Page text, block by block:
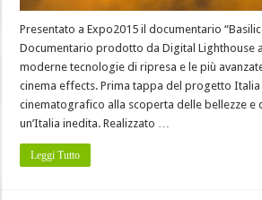
Presentato a Expo2015 il documentario
Documentario prodotto da Digital Lighthouse
moderne tecnologie di ripresa e le più
cinema effects. Prima tappa del progetto Italia
cinematografico alla scoperta delle bellezze e
un’Italia inedita. Realizzato …
Leggi Tutto